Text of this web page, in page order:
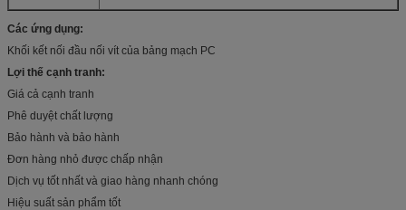
Các ứng dụng:
Khối kết nối đầu nối vít của bảng mạch PC
Lợi thế cạnh tranh:
Giá cả cạnh tranh
Phê duyệt chất lượng
Bảo hành và bảo hành
Đơn hàng nhỏ được chấp nhận
Dịch vụ tốt nhất và giao hàng nhanh chóng
Hiệu suất sản phẩm tốt